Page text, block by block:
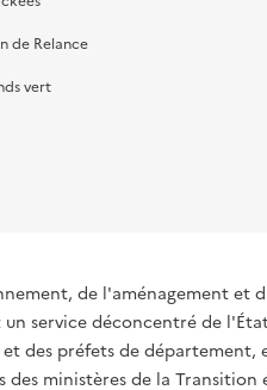
de Relance
vert
de l'aménagement et
service déconcentré de
des préfets de
ministères de la Transition